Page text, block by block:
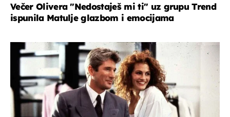
Večer Olivera "Nedostaješ mi ti" uz grupu Trend
ispunila Matulje glazbom i emocijama